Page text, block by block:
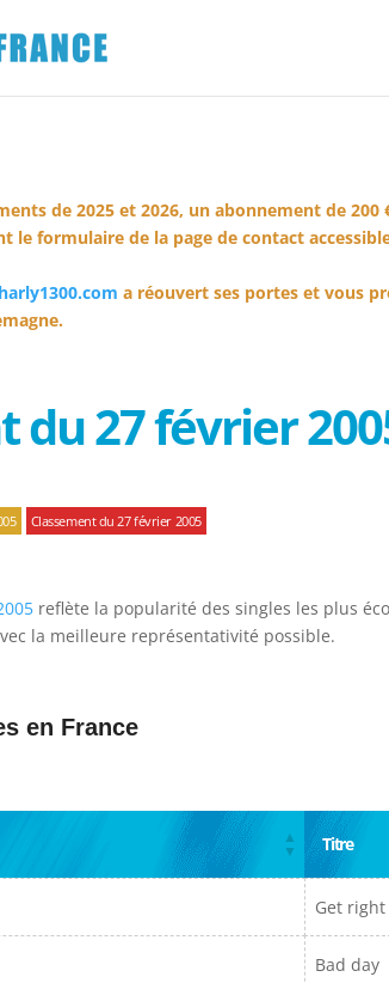
de 2025 et 2026, un abonnement de 200
le formulaire de la page de contact
a réouvert ses portes et vous
du 27 février
Classement du 27 février 2005
reflète la popularité des singles les plus
la meilleure représentativité possible.
en France
Titre
Get right
Bad day